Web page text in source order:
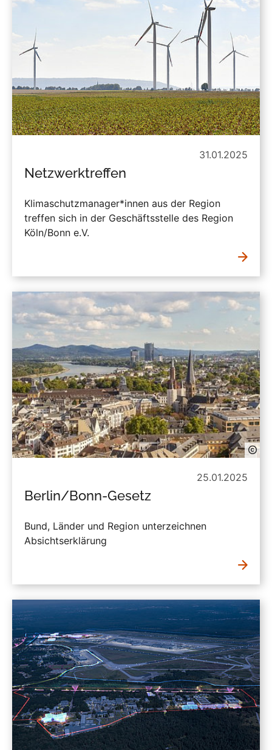
31.01.2025
Netzwerktreffen
Klimaschutzmanager*innen aus der Region
treffen sich in der Geschäftsstelle des Region
Köln/Bonn e.V.
25.01.2025
Berlin/Bonn-Gesetz
Bund, Länder und Region unterzeichnen
Absichtserklärung